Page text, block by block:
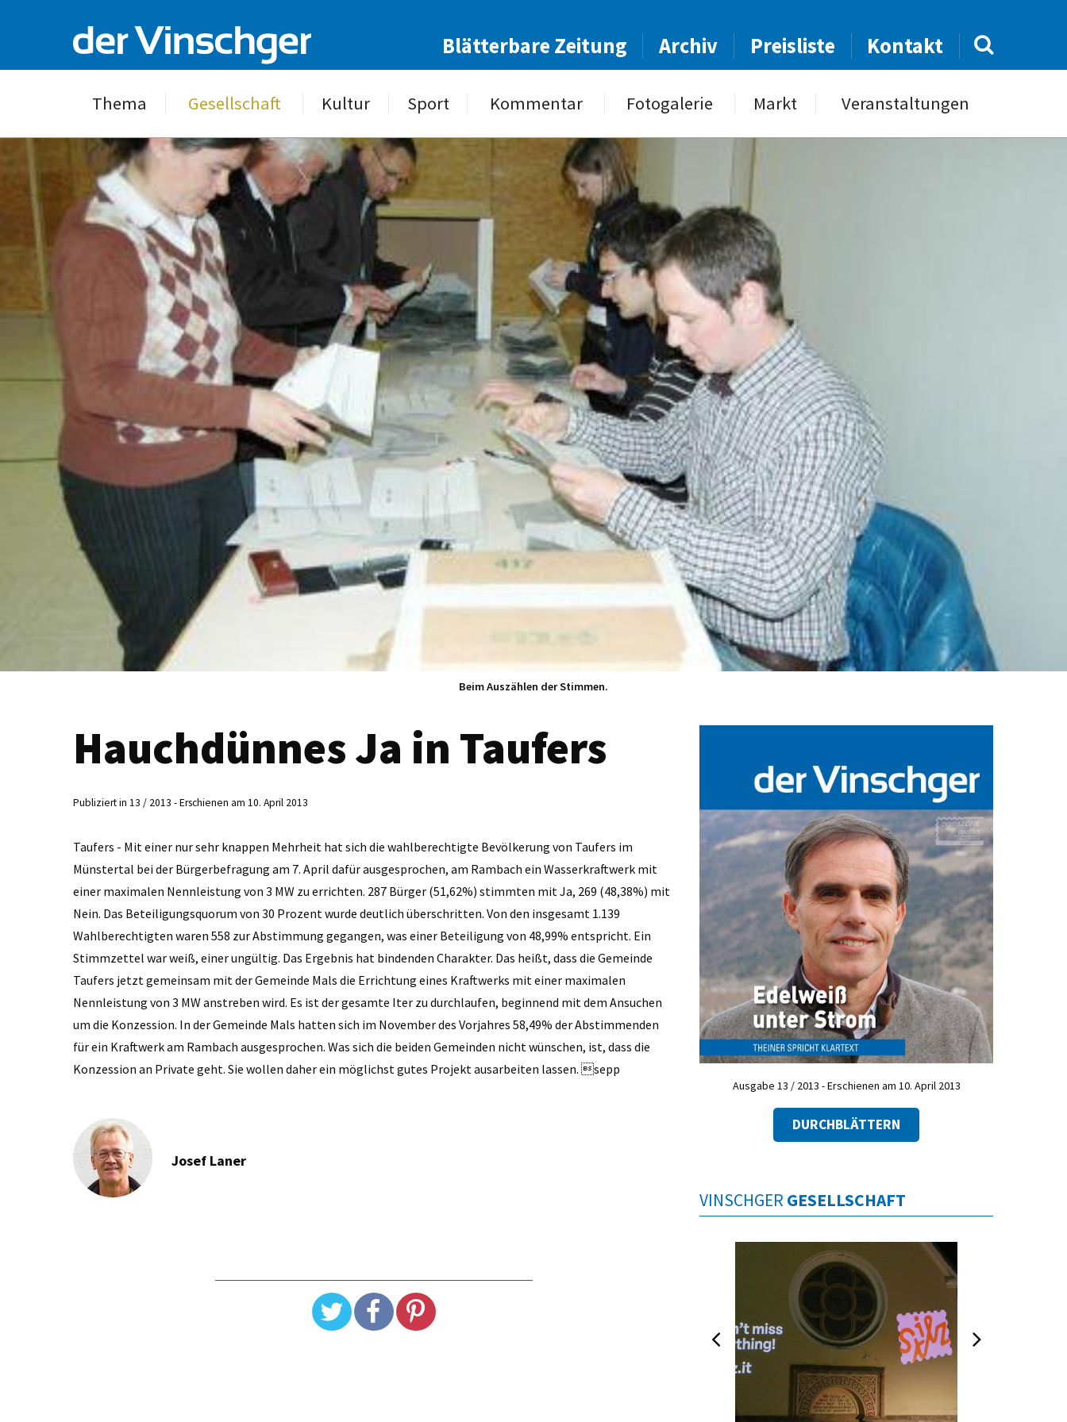
Blätterbare Zeitung Archiv Preisliste Kontakt
Thema Gesellschaft Kultur Sport Kommentar Fotogalerie Markt Veranstaltungen
Beim Auszählen der Stimmen.
Hauchdünnes Ja in Taufers
Publiziert in 13 / 2013 - Erschienen am 10. April 2013
Taufers - Mit einer nur sehr knappen Mehrheit hat sich die wahlberechtigte Bevölkerung von Taufers im
Münstertal bei der Bürgerbefragung am 7. ­April dafür ausgesprochen, am Rambach ein Wasserkraftwerk mit
einer maximalen Nennleistung von 3 MW zu errichten. 287 Bürger (51,62%) stimmten mit Ja, 269 (48,38%) mit
Nein. Das Beteiligungsquorum von 30 Prozent wurde deutlich überschritten. Von den insgesamt 1.139
Wahlberechtigten waren 558 zur Abstimmung gegangen, was einer Beteiligung von 48,99% entspricht. Ein
Stimmzettel war weiß, einer ungültig. Das Ergebnis hat bindenden Charakter. Das heißt, dass die Gemeinde
Taufers jetzt gemeinsam mit der Gemeinde Mals die Errichtung eines Kraftwerks mit einer maximalen
Nennleistung von 3 MW anstreben wird. Es ist der gesamte Iter zu durchlaufen, beginnend mit dem Ansuchen
um die Konzes­sion. In der Gemeinde Mals hatten sich im November des Vorjahres 58,49% der Abstimmenden
für ein Kraftwerk am Rambach ausgesprochen. Was sich die beiden Gemeinden nicht wünschen, ist, dass die
Konzession an Private geht. Sie wollen daher ein möglichst gutes Projekt ausarbeiten lassen. sepp
Josef Laner
Ausgabe 13 / 2013 - Erschienen am 10. April 2013
DURCHBLÄTTERN
VINSCHGER GESELLSCHAFT